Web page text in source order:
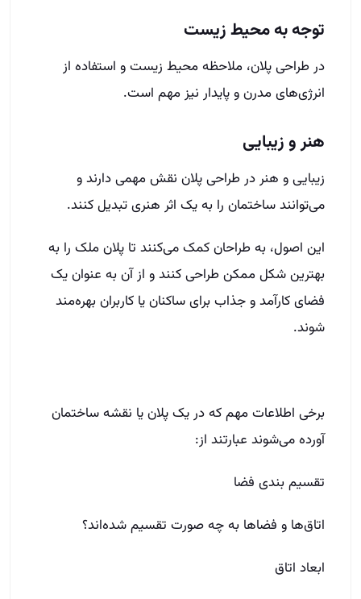
توجه به محیط زیست
در طراحی پلان، ملاحظه محیط زیست و استفاده از
انرژی‌های مدرن و پایدار نیز مهم است.
هنر و زیبایی
زیبایی و هنر در طراحی پلان نقش مهمی دارند و
می‌توانند ساختمان را به یک اثر هنری تبدیل کنند.
این اصول، به طراحان کمک می‌کنند تا پلان ملک را به
بهترین شکل ممکن طراحی کنند و از آن به عنوان یک
فضای کارآمد و جذاب برای ساکنان یا کاربران بهره‌مند
شوند.
برخی اطلاعات مهم که در یک پلان یا نقشه ساختمان
آورده می‌شوند عبارتند از:
تقسیم بندی فضا
اتاق‌ها و فضاها به چه صورت تقسیم شده‌اند؟
ابعاد اتاق‌